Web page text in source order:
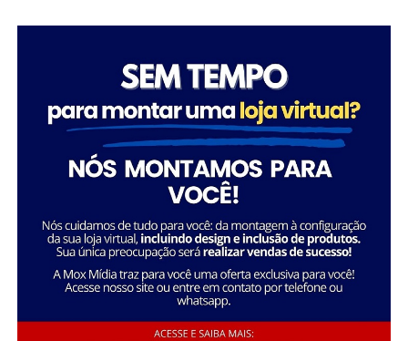
A Savana integra o Grupo Águia Branca e é especializada
na comercialização de caminhões e veículos comerciais
da Mercedes-Benz. Com forte presença nos setores de
transporte e logística, oferece um portfólio completo
de veículos, peças e serviços de oficina. Além disso,
disponibiliza soluções em pneus e recapagem,
garantindo performance e eficiência para os clientes do
segmento de transporte de cargas.
FONTE: A Savana integra o Grupo Águia Branca
feminina no setor social: “Acredito que quando as
mulheres assumem a liderança, trazem consigo uma
perspectiva única e essencial que promove a inclusão e o
desenvolvimento sustentável. Meu objetivo é continuar
inspirando e capacitando outras mulheres a seguirem
esse caminho, transformando ainda mais vidas e
Essa trajetória exemplifica como o ativismo e o
empreendedorismo social podem convergir para criar
uma carreira gratificante e de grande impacto social.
Sobre o Instituto Macedônia